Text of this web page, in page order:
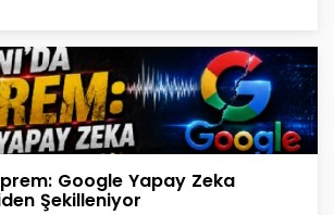
Google Yapay Zeka
Şekilleniyor